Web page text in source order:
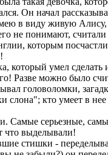
Он начал
в виду живую Алису,
не понимают,
которым
умел сделать
Разве можно было
головоломки,
слона"; кто умеет
серьезные,
что выделывали!
стишки -